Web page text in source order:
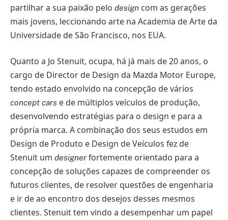
partilhar a sua paixão pelo design com as gerações
mais jovens, leccionando arte na Academia de Arte da
Universidade de São Francisco, nos EUA.
Quanto a Jo Stenuit, ocupa, há já mais de 20 anos, o
cargo de Director de Design da Mazda Motor Europe,
tendo estado envolvido na concepção de vários
concept cars e de múltiplos veículos de produção,
desenvolvendo estratégias para o design e para a
própria marca. A combinação dos seus estudos em
Design de Produto e Design de Veículos fez de
Stenuit um designer fortemente orientado para a
concepção de soluções capazes de compreender os
futuros clientes, de resolver questões de engenharia
e ir de ao encontro dos desejos desses mesmos
clientes. Stenuit tem vindo a desempenhar um papel